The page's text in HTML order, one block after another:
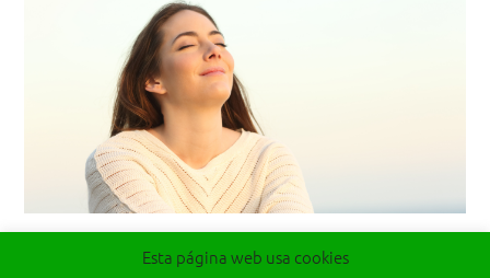
Respirando para vivirEsta página web usa cookies